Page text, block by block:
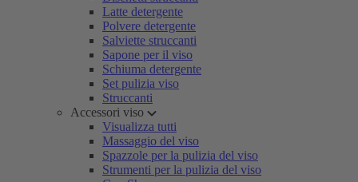
Latte detergente
Polvere detergente
Salviette struccanti
Sapone per il viso
Schiuma detergente
Set pulizia viso
Struccanti
Accessori viso
Visualizza tutti
Massaggio del viso
Spazzole per la pulizia del viso
Strumenti per la pulizia del viso